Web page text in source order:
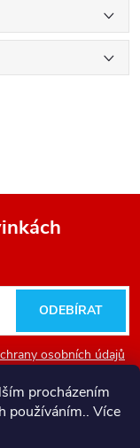
procházením
používáním.. Více
osobních údajů
ODEBÍRAT